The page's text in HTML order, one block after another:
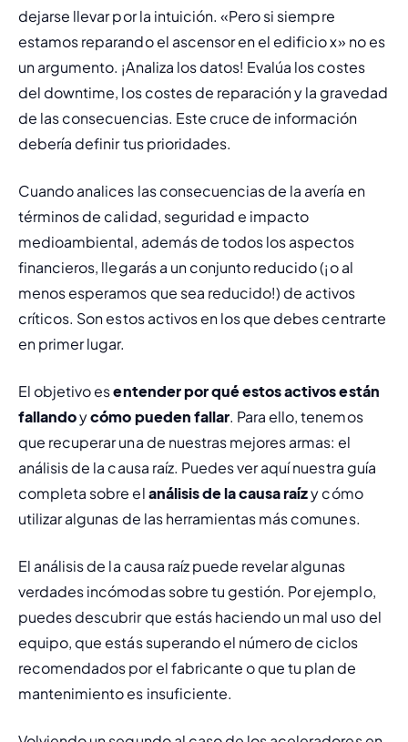
dejarse llevar por la intuición. «Pero si siempre
estamos reparando el ascensor en el edificio x» no es
un argumento. ¡Analiza los datos! Evalúa los costes
del downtime, los costes de reparación y la gravedad
de las consecuencias. Este cruce de información
debería definir tus prioridades.
Cuando analices las consecuencias de la avería en
términos de calidad, seguridad e impacto
medioambiental, además de todos los aspectos
financieros, llegarás a un conjunto reducido (¡o al
menos esperamos que sea reducido!) de activos
críticos. Son estos activos en los que debes centrarte
en primer lugar.
El objetivo es entender por qué estos activos están
fallando y cómo pueden fallar. Para ello, tenemos
que recuperar una de nuestras mejores armas: el
análisis de la causa raíz. Puedes ver aquí nuestra guía
completa sobre el análisis de la causa raíz y cómo
utilizar algunas de las herramientas más comunes.
El análisis de la causa raíz puede revelar algunas
verdades incómodas sobre tu gestión. Por ejemplo,
puedes descubrir que estás haciendo un mal uso del
equipo, que estás superando el número de ciclos
recomendados por el fabricante o que tu plan de
mantenimiento es insuficiente.